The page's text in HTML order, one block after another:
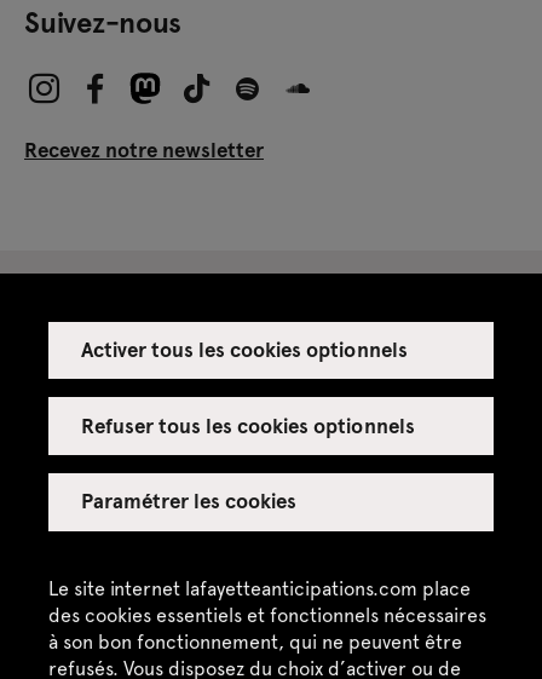
Le site internet lafayetteanticipations.com place
des cookies essentiels et fonctionnels nécessaires
à son bon fonctionnement, qui ne peuvent être
refusés. Vous disposez du choix d’activer ou de
Activer tous les cookies optionnels
Refuser tous les cookies optionnels
Paramétrer les cookies
Suivez-nous
Recevez notre newsletter
Espace presse
Espace enseignant·es
Espace privatisations
Crédits
Mentions légales
Politique de confidentialité